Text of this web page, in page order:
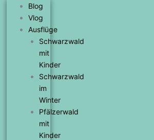
springen
Blog
Vlog
Ausflüge
Schwarzwald
mit
Kinder
Schwarzwald
im
Winter
Pfälzerwald
mit
Kinder